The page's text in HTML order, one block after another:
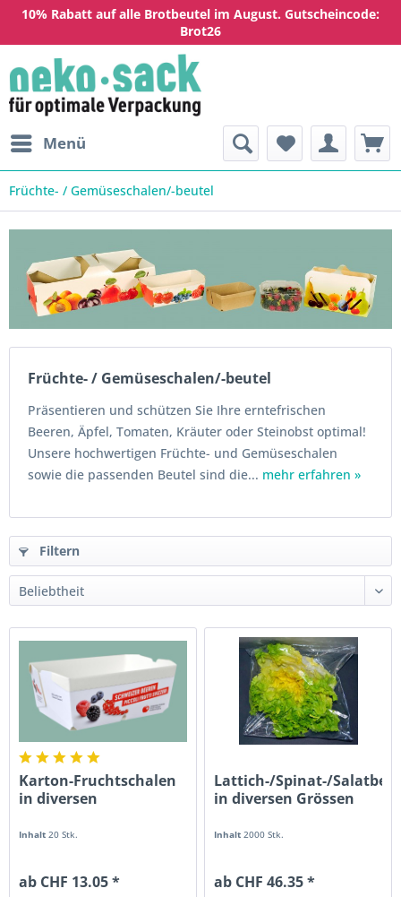
10% Rabatt auf alle Brotbeutel im August. Gutscheincode:
Brot26
Menü
Früchte- / Gemüseschalen/-beutel
Früchte- / Gemüseschalen/-beutel
Präsentieren und schützen Sie Ihre erntefrischen
Beeren, Äpfel, Tomaten, Kräuter oder Steinobst optimal!
Unsere hochwertigen Früchte- und Gemüseschalen
sowie die passenden Beutel sind die... mehr erfahren »
Filtern
Karton-Fruchtschalen
in diversen
Inhalt20 Stk.
ab CHF 13.05 *
Lattich-/Spinat-/
in diversen Grössen
Inhalt2000 Stk.
ab CHF 46.35 *